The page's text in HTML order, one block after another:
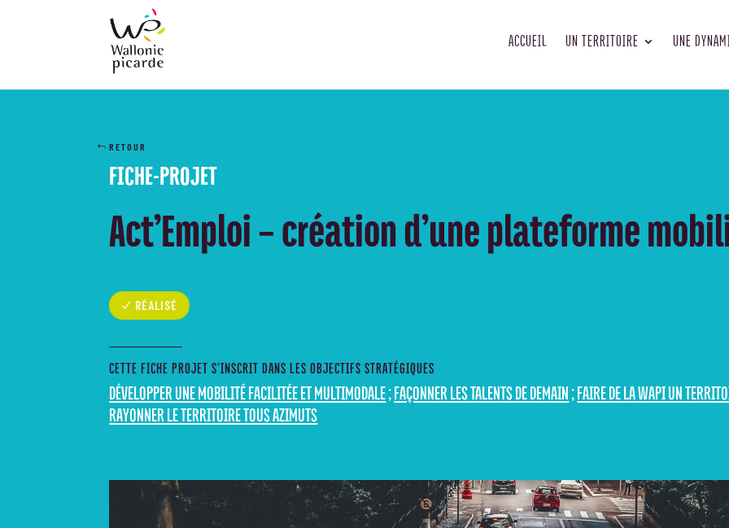
ACCUEIL UN TERRITOIRE UNE
RETOUR
FICHE-PROJET
Act’Emploi – création d’une plateforme
RÉALISÉ
CETTE FICHE PROJET S’INSCRIT DANS LES OBJECTIFS STRATÉGIQUES
DÉVELOPPER UNE MOBILITÉ FACILITÉE ET MULTIMODALE;FAÇONNER LES TALENTS DE DEMAIN ;FAIRE DE LA WAPI UN
RAYONNER LE TERRITOIRE TOUS AZIMUTS